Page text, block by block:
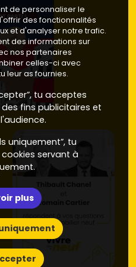
: bon rapport
:6 000 à 7 800 €/m².
VEFAchez des
pour sécuriser le
une marge pour les
trancher
entre
au-delà à
defrais de
2 à 3 %et de l'absence de
: plus accessible,
de personnaliser le
des fonctionnalités
et d'analyser notre trafic.
des informations sur
nos partenaires
celles-ci avec
leur as fournies.
tu acceptes
fins publicitaires et
uniquement”, tu
servant à
plus